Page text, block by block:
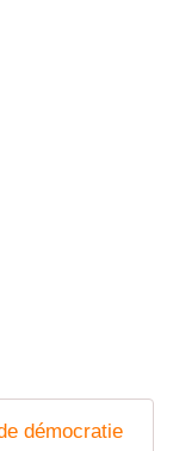
démocratie